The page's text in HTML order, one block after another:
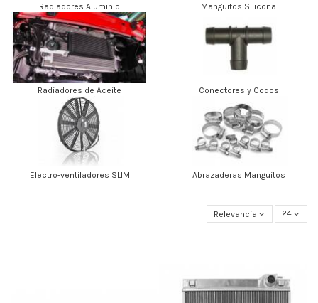
Radiadores Aluminio Manguitos Silicona
Radiadores de Aceite Conectores y Codos
Electro-ventiladores SLIM Abrazaderas Manguitos
Relevancia 24